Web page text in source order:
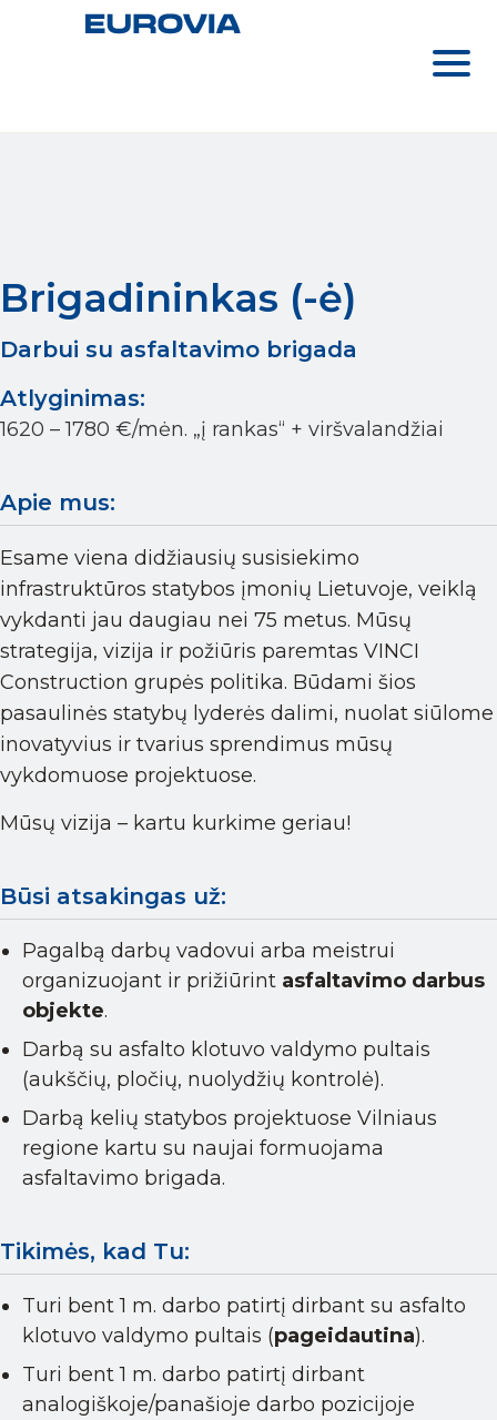
Brigadininkas (-ė)
Darbui su asfaltavimo brigada
Atlyginimas:
1620 – 1780 €/mėn. „į rankas“ + viršvalandžiai
Apie mus:
Esame viena didžiausių susisiekimo
infrastruktūros statybos įmonių Lietuvoje, veiklą
vykdanti jau daugiau nei 75 metus. Mūsų
strategija, vizija ir požiūris paremtas VINCI
Construction grupės politika. Būdami šios
pasaulinės statybų lyderės dalimi, nuolat siūlome
inovatyvius ir tvarius sprendimus mūsų
vykdomuose projektuose.
Mūsų vizija – kartu kurkime geriau!
Būsi atsakingas už:
Pagalbą darbų vadovui arba meistrui
organizuojant ir prižiūrint asfaltavimo darbus
objekte.
Darbą su asfalto klotuvo valdymo pultais
(aukščių, pločių, nuolydžių kontrolė).
Darbą kelių statybos projektuose Vilniaus
regione kartu su naujai formuojama
asfaltavimo brigada.
Tikimės, kad Tu:
Turi bent 1 m. darbo patirtį dirbant su asfalto
klotuvo valdymo pultais (pageidautina).
Turi bent 1 m. darbo patirtį dirbant
analogiškoje/panašioje darbo pozicijoje